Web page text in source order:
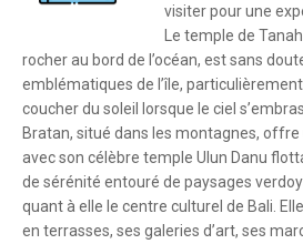
visiter pour une
Le temple de
rocher au bord de l’océan, est sans
emblématiques de l’île,
coucher du soleil lorsque le ciel
Bratan, situé dans les montagnes,
avec son célèbre temple Ulun Danu
de sérénité entouré de paysages
quant à elle le centre culturel de Bali.
en terrasses, ses galeries d’art, ses